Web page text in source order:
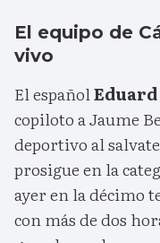
El equipo de
vivo
El españolEduard
copiloto a Jaume
deportivo al
prosigue en la
ayer en la décimo
con más de dos